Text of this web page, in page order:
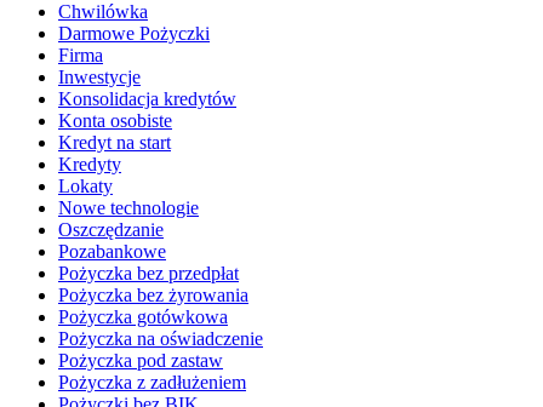
Chwilówka
Darmowe Pożyczki
Firma
Inwestycje
Konsolidacja kredytów
Konta osobiste
Kredyt na start
Kredyty
Lokaty
Nowe technologie
Oszczędzanie
Pozabankowe
Pożyczka bez przedpłat
Pożyczka bez żyrowania
Pożyczka gotówkowa
Pożyczka na oświadczenie
Pożyczka pod zastaw
Pożyczka z zadłużeniem